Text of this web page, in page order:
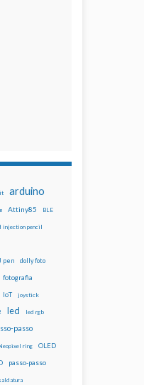
arduino
Attiny85 BLE
injection pencil
pen dolly foto
fotografia
IoT joystick
led led rgb
passo
ring OLED
passo-passo